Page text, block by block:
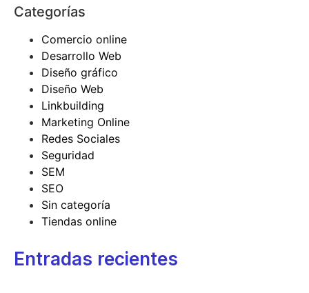
Categorías
Comercio online
Desarrollo Web
Diseño gráfico
Diseño Web
Linkbuilding
Marketing Online
Redes Sociales
Seguridad
SEM
SEO
Sin categoría
Tiendas online
Entradas recientes